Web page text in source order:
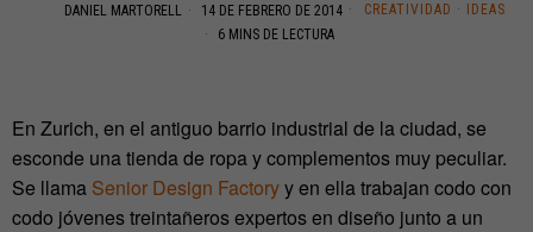
DANIEL MARTORELL 14 DE FEBRERO DE 2014 CREATIVIDAD ·
IDEAS
6 MINS DE LECTURA
En Zurich, en el antiguo barrio industrial de la ciudad, se
esconde una tienda de ropa y complementos muy peculiar.
Se llama Senior Design Factoryy en ella trabajan codo con
codo jóvenes treintañeros expertos en diseño junto a un